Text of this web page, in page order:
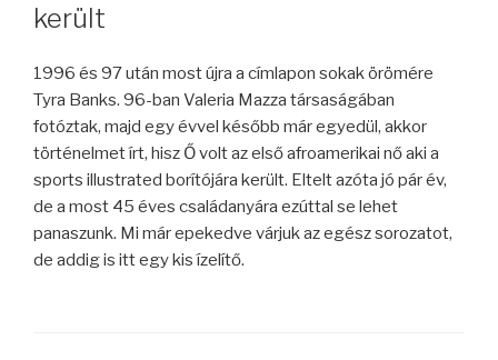
került
1996 és 97 után most újra a címlapon sokak örömére
Tyra Banks. 96-ban Valeria Mazza társaságában
fotóztak, majd egy évvel később már egyedül, akkor
történelmet írt, hisz Ő volt az első afroamerikai nő aki a
sports illustrated borítójára került. Eltelt azóta jó pár év,
de a most 45 éves családanyára ezúttal se lehet
panaszunk. Mi már epekedve várjuk az egész sorozatot,
de addig is itt egy kis ízelítő.